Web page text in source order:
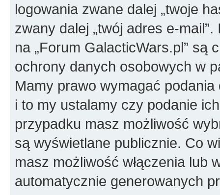
logowania zwane dalej „twoje
zwany dalej „twój adres e-
na „Forum GalacticWars.pl” są
ochrony danych osobowych w
Mamy prawo wymagać
i to my ustalamy czy podanie
przypadku masz możliwość
są wyświetlane publicznie. Co
masz możliwość włączenia lub
automatycznie generowanych